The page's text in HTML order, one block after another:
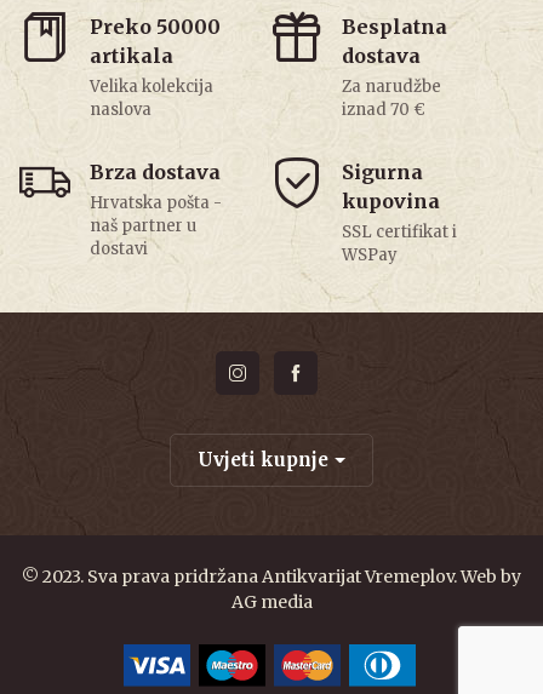
Preko 50000
artikala
Velika kolekcija
naslova
Besplatna
dostava
Za narudžbe
iznad 70 €
Brza dostava
Hrvatska pošta -
naš partner u
dostavi
Sigurna
kupovina
SSL certifikat i
WSPay
Uvjeti kupnje
© 2023. Sva prava pridržana Antikvarijat Vremeplov. Web by
AG media